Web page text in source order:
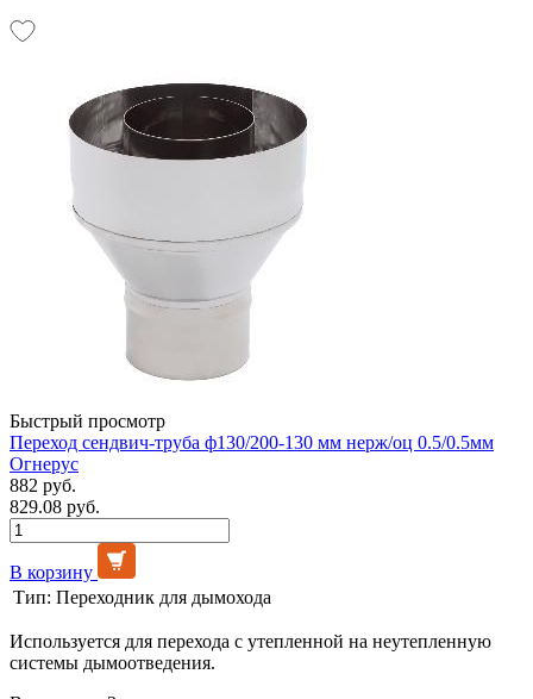
Быстрый просмотр
Переход сендвич-труба ф130/200-130 мм нерж/оц 0.5/0.5мм
Огнерус
882 руб.
829.08 руб.
В корзину
Тип: Переходник для дымохода
Используется для перехода с утепленной на неутепленную
системы дымоотведения.